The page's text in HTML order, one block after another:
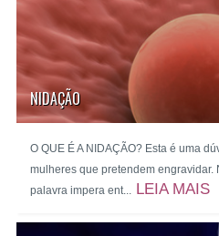
NIDAÇÃO
O QUE É A NIDAÇÃO? Esta é uma
mulheres que pretendem engravidar.
palavra impera ent... LEIA MAIS